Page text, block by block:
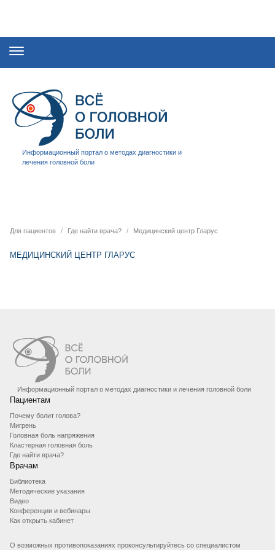
Информационный портал о методах диагностики и
лечения головной боли
Для пациентов Где найти врача? Медицинский центр Гларус
МЕДИЦИНСКИЙ ЦЕНТР ГЛАРУС
Информационный портал о методах диагностики и лечения головной боли
Пациентам
Почему болит голова?
Мигрень
Головная боль напряжения
Кластерная головная боль
Где найти врача?
Врачам
Библиотека
Методические указания
Видео
Конференции и вебинары
Как открыть кабинет
О возможных противопоказаниях проконсультируйтесь со специалистом